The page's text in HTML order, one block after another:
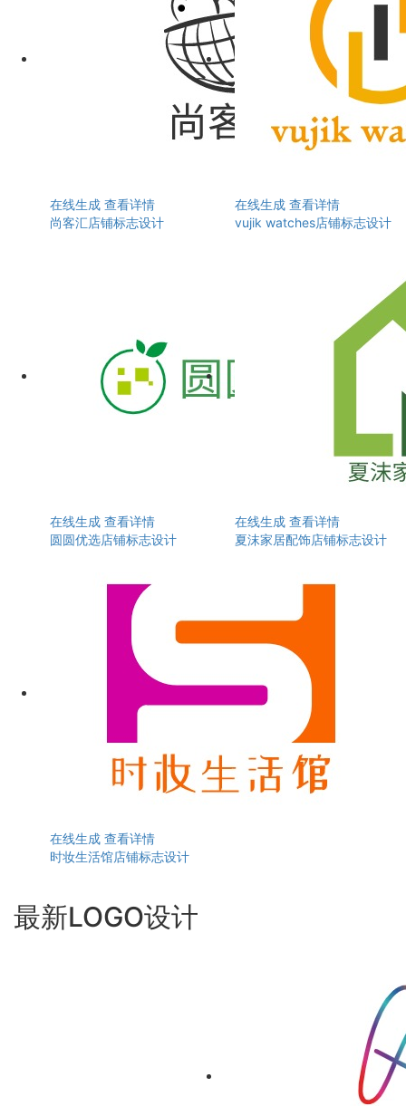
在线生成 查看详情
尚客汇店铺标志设计
在线生成 查看详情
vujik watches店铺标志设计
在线生成 查看详情
圆圆优选店铺标志设计
在线生成 查看详情
夏沫家居配饰店铺标志设计
在线生成 查看详情
时妆生活馆店铺标志设计
最新LOGO设计